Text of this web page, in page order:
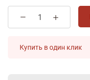
Купить в один клик